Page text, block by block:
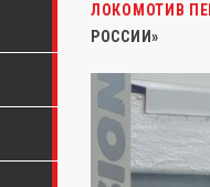
ЛОКОМОТИВ
РОССИИ»